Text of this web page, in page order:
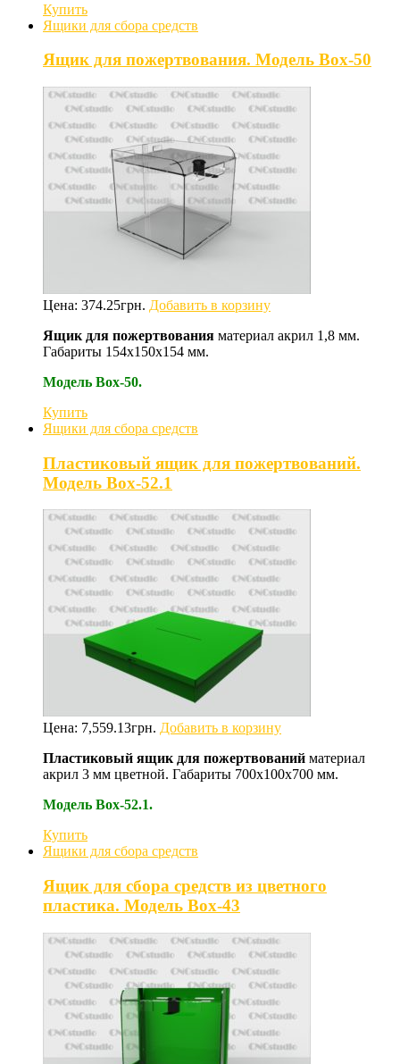
Купить
Ящики для сбора средств
Ящик для пожертвования. Модель Box-50
Цена: 374.25грн. Добавить в корзину
Ящик для пожертвования материал акрил 1,8 мм.
Габариты 154х150х154 мм.
Модель Box-50.
Купить
Ящики для сбора средств
Пластиковый ящик для пожертвований.
Модель Box-52.1
Цена: 7,559.13грн. Добавить в корзину
Пластиковый ящик для пожертвований материал
акрил 3 мм цветной. Габариты 700х100х700 мм.
Модель Box-52.1.
Купить
Ящики для сбора средств
Ящик для сбора средств из цветного
пластика. Модель Box-43